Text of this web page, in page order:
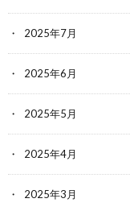
2025年7月
2025年6月
2025年5月
2025年4月
2025年3月